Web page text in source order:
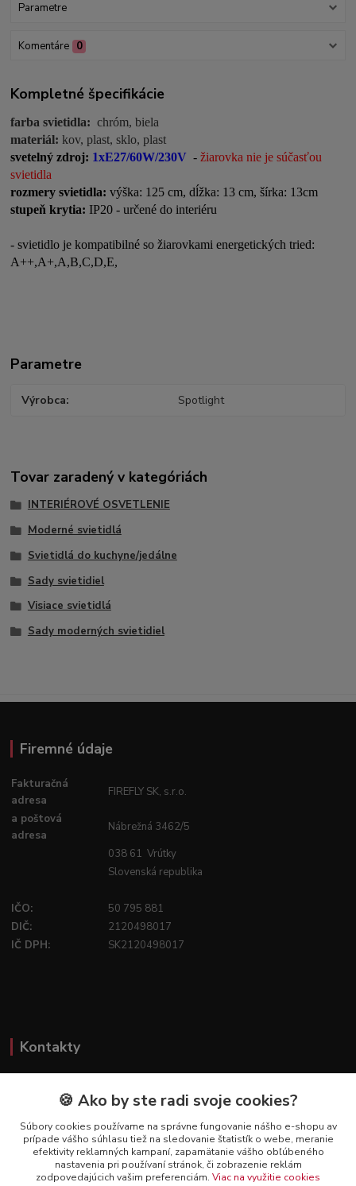
Parametre
Komentáre 0
Kompletné špecifikácie
farba svietidla: chróm, biela
materiál: kov, plast, sklo, plast
svetelný zdroj: 1xE27/60W/230V -žiarovka nie je súčasťou
svietidla
rozmery svietidla: výška: 125 cm, dĺžka: 13 cm, šírka: 13cm
stupeň krytia: IP20 - určené do interiéru
- svietidlo je kompatibilné so žiarovkami energetických tried:
A++,A+,A,B,C,D,E,
Parametre
Výrobca Spotlight
Tovar zaradený v kategóriách
INTERIÉROVÉ OSVETLENIE
Moderné svietidlá
Svietidlá do kuchyne/jedálne
Sady svietidiel
Visiace svietidlá
Sady moderných svietidiel
Firemné údaje
Fakturačná
adresa
FIREFLY SK, s.r.o.
a poštová
adresa
Nábrežná 3462/5
038 61 Vrútky
Slovenská republika
IČO:
50 795 881
DIČ:
2120498017
IČ DPH:
SK2120498017
Kontakty
FIREFLY SHOP
Mgr. Ivana Kirschnerová
+421 918 763 777
🍪 Ako by ste radi svoje cookies?
Súbory cookies používame na správne fungovanie nášho e-shopu av
prípade vášho súhlasu tiež na sledovanie štatistík o webe, meranie
efektivity reklamných kampaní, zapamätanie vášho obľúbeného
nastavenia pri používaní stránok, či zobrazenie reklám
zodpovedajúcich vašim preferenciám. Viac na využitie cookies